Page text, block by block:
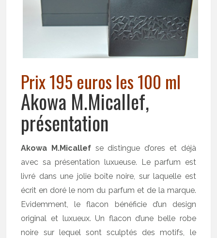
Prix 195 euros les 100 ml
Akowa M.Micallef,
présentation
Akowa M.Micallef se distingue d’ores et déjà
avec sa présentation luxueuse. Le parfum est
livré dans une jolie boîte noire, sur laquelle est
écrit en doré le nom du parfum et de la marque.
Evidemment, le flacon bénéficie d’un design
original et luxueux. Un flacon d’une belle robe
noire sur lequel sont sculptés des motifs, le